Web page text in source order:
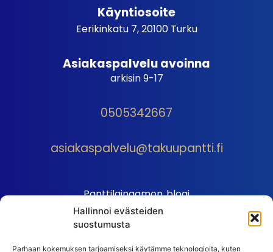
Hallinnoi evästeiden
suostumusta
Parhaan kokemuksen tarjoamiseksi käytämme teknologioita, kuten
Käyntiosoite
Eerikinkatu 7, 20100 Turku
Asiakaspalvelu avoinna
arkisin 9-17
0505342667
asiakaspalvelu@takuupantti.fi
Panttilainaamon blogi
Palveluhinnasto
Sopimusehdot